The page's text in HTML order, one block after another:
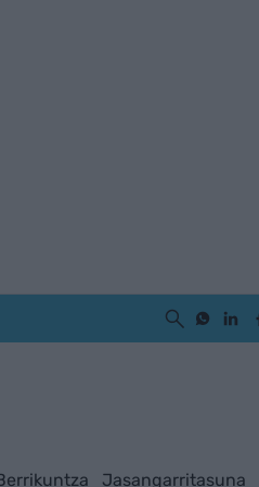
Jasangarritasuna